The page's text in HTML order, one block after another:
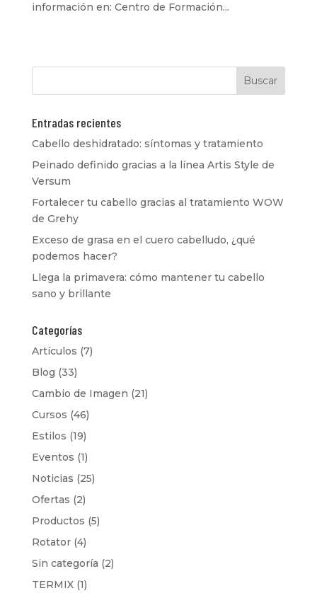
información en: Centro de Formación...
Entradas recientes
Cabello deshidratado: síntomas y tratamiento
Peinado definido gracias a la línea Artis Style de
Versum
Fortalecer tu cabello gracias al tratamiento WOW
de Grehy
Exceso de grasa en el cuero cabelludo, ¿qué
podemos hacer?
Llega la primavera: cómo mantener tu cabello
sano y brillante
Categorías
Artículos (7)
Blog (33)
Cambio de Imagen (21)
Cursos (46)
Estilos (19)
Eventos (1)
Noticias (25)
Ofertas (2)
Productos (5)
Rotator(4)
Sin categoría (2)
TERMIX(1)